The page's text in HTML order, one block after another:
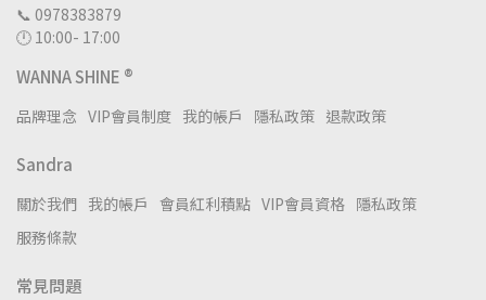
📞 0978383879
🕛 10:00- 17:00
WANNA SHINE ®
品牌理念 VIP會員制度 我的帳戶 隱私政策 退款政策
Sandra
關於我們 我的帳戶 會員紅利積點 VIP會員資格 隱私政策
服務條款
常見問題